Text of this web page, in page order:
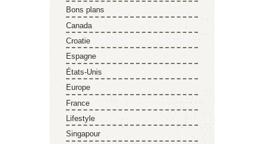
Bons plans
Canada
Croatie
Espagne
États-Unis
Europe
France
Lifestyle
Singapour